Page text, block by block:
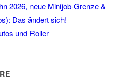
2026, neue Minijob-Grenze &
Das ändert sich!
und Roller